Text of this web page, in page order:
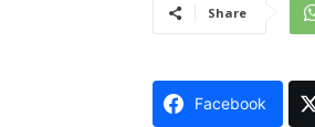
Share
Facebook